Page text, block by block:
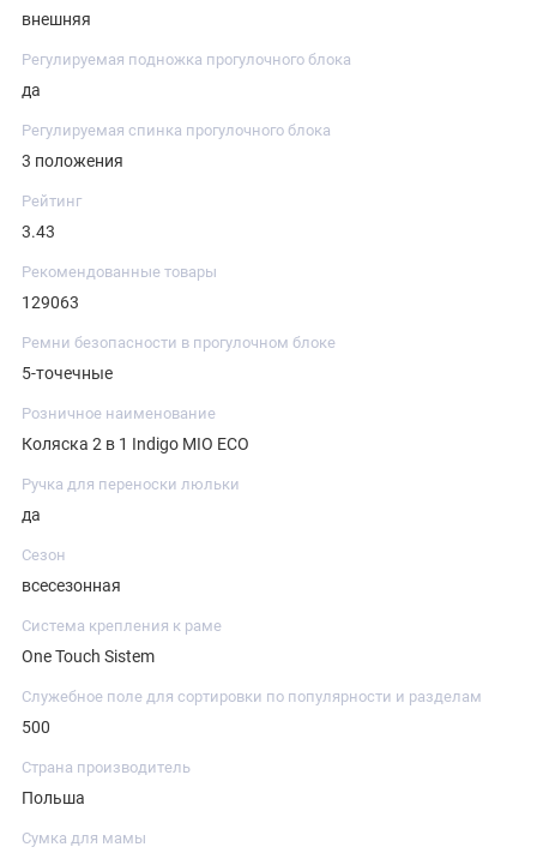
внешняя
Регулируемая подножка прогулочного блока
да
Регулируемая спинка прогулочного блока
3 положения
Рейтинг
3.43
Рекомендованные товары
129063
Ремни безопасности в прогулочном блоке
5-точечные
Розничное наименование
Коляска 2 в 1 Indigo MIO ECO
Ручка для переноски люльки
да
Сезон
всесезонная
Система крепления к раме
One Touch Sistem
Служебное поле для сортировки по популярности и разделам
500
Страна производитель
Польша
Сумка для мамы